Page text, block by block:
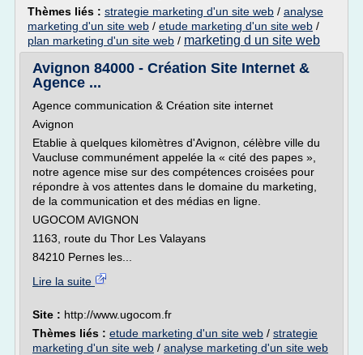
Thèmes liés : strategie marketing d'un site web / analyse
marketing d'un site web / etude marketing d'un site web /
plan marketing d'un site web / marketing d un site web
Avignon 84000 - Création Site Internet &
Agence ...
Agence communication & Création site internet
Avignon
Etablie à quelques kilomètres d'Avignon, célèbre ville du
Vaucluse communément appelée la « cité des papes »,
notre agence mise sur des compétences croisées pour
répondre à vos attentes dans le domaine du marketing,
de la communication et des médias en ligne.
UGOCOM AVIGNON
1163, route du Thor Les Valayans
84210 Pernes les...
Lire la suite
Site : http://www.ugocom.fr
Thèmes liés : etude marketing d'un site web / strategie
marketing d'un site web / analyse marketing d'un site web